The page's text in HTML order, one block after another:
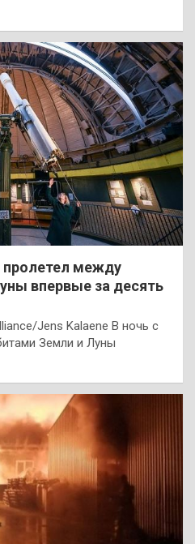
между
впервые за десять
Jens Kalaene В ночь с
Земли и Луны